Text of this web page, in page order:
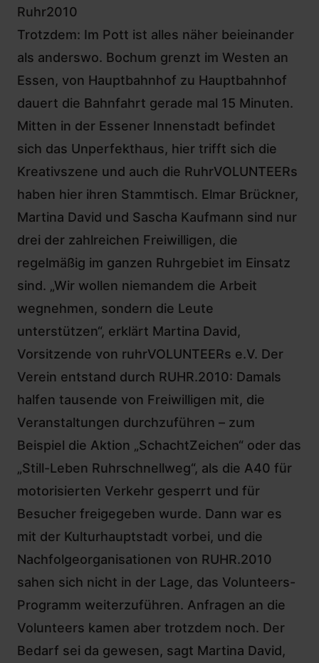
Ruhr2010
Trotzdem: Im Pott ist alles näher beieinander
als anderswo. Bochum grenzt im Westen an
Essen, von Hauptbahnhof zu Hauptbahnhof
dauert die Bahnfahrt gerade mal 15 Minuten.
Mitten in der Essener Innenstadt befindet
sich das Unperfekthaus, hier trifft sich die
Kreativszene und auch die RuhrVOLUNTEERs
haben hier ihren Stammtisch. Elmar Brückner,
Martina David und Sascha Kaufmann sind nur
drei der zahlreichen Freiwilligen, die
regelmäßig im ganzen Ruhrgebiet im Einsatz
sind. „Wir wollen niemandem die Arbeit
wegnehmen, sondern die Leute
unterstützen“, erklärt Martina David,
Vorsitzende von ruhrVOLUNTEERs e.V. Der
Verein entstand durch RUHR.2010: Damals
halfen tausende von Freiwilligen mit, die
Veranstaltungen durchzuführen – zum
Beispiel die Aktion „SchachtZeichen“ oder das
„Still-Leben Ruhrschnellweg“, als die A40 für
motorisierten Verkehr gesperrt und für
Besucher freigegeben wurde. Dann war es
mit der Kulturhauptstadt vorbei, und die
Nachfolgeorganisationen von RUHR.2010
sahen sich nicht in der Lage, das Volunteers-
Programm weiterzuführen. Anfragen an die
Volunteers kamen aber trotzdem noch. Der
Bedarf sei da gewesen, sagt Martina David,